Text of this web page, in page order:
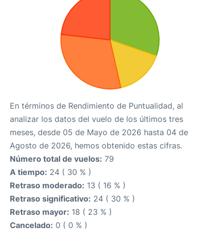
En términos de Rendimiento de Puntualidad, al
analizar los datos del vuelo de los últimos tres
meses, desde 05 de Mayo de 2026 hasta 04 de
Agosto de 2026, hemos obtenido estas cifras.
Número total de vuelos: 79
A tiempo: 24 ( 30 % )
Retraso moderado: 13 ( 16 % )
Retraso significativo: 24 ( 30 % )
Retraso mayor: 18 ( 23 % )
Cancelado: 0 ( 0 % )